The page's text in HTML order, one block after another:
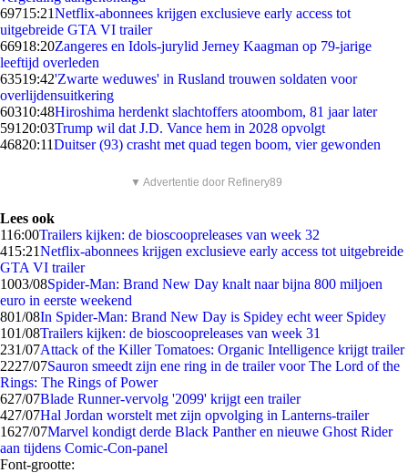
69715:21Netflix-abonnees krijgen exclusieve early access tot
uitgebreide GTA VI trailer
66918:20Zangeres en Idols-jurylid Jerney Kaagman op 79-jarige
leeftijd overleden
63519:42'Zwarte weduwes' in Rusland trouwen soldaten voor
overlijdensuitkering
60310:48Hiroshima herdenkt slachtoffers atoombom, 81 jaar later
591 20:03Trump wil dat J.D. Vance hem in 2028 opvolgt
46820:11Duitser (93) crasht met quad tegen boom, vier gewonden
▼ Advertentie door Refinery89
Lees ook
116:00Trailers kijken: de bioscoopreleases van week 32
415:21Netflix-abonnees krijgen exclusieve early access tot uitgebreide
GTA VI trailer
1003/08Spider-Man: Brand New Day knalt naar bijna 800 miljoen
euro in eerste weekend
801/08In Spider-Man: Brand New Day is Spidey echt weer Spidey
101/08Trailers kijken: de bioscoopreleases van week 31
231/07Attack of the Killer Tomatoes: Organic Intelligence krijgt trailer
2227/07Sauron smeedt zijn ene ring in de trailer voor The Lord of the
Rings: The Rings of Power
627/07Blade Runner-vervolg '2099' krijgt een trailer
427/07Hal Jordan worstelt met zijn opvolging in Lanterns-trailer
1627/07Marvel kondigt derde Black Panther en nieuwe Ghost Rider
aan tijdens Comic-Con-panel
Font-grootte: